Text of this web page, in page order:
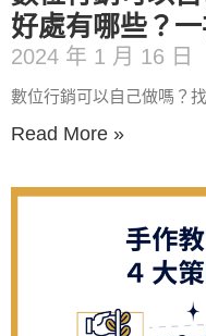
好處有哪些？一
2024 年 1 月 16 日
數位行銷可以自己做嗎？
Read More »